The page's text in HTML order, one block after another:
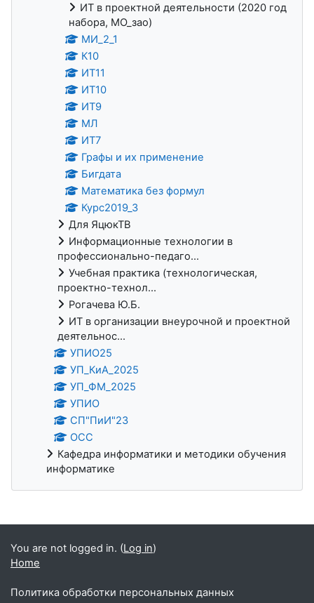
ИТ в проектной деятельности (2020 год
набора, МО_зао)
МИ_2_1
К10
ИТ11
ИТ10
ИТ9
МЛ
ИТ7
Графы и их применение
Бигдата
Математика без формул
Курс2019_3
Для ЯцюкТВ
Информационные технологии в
профессионально-педаго...
Учебная практика (технологическая,
проектно-технол...
Рогачева Ю.Б.
ИТ в организации внеурочной и проектной
деятельнос...
УПИО25
УП_КиА_2025
УП_ФМ_2025
УПИО
СП"ПиИ"23
ОСС
Кафедра информатики и методики обучения
информатике
Supplementary blocks
You are not logged in. (Log in)
Home
Политика обработки персональных данных